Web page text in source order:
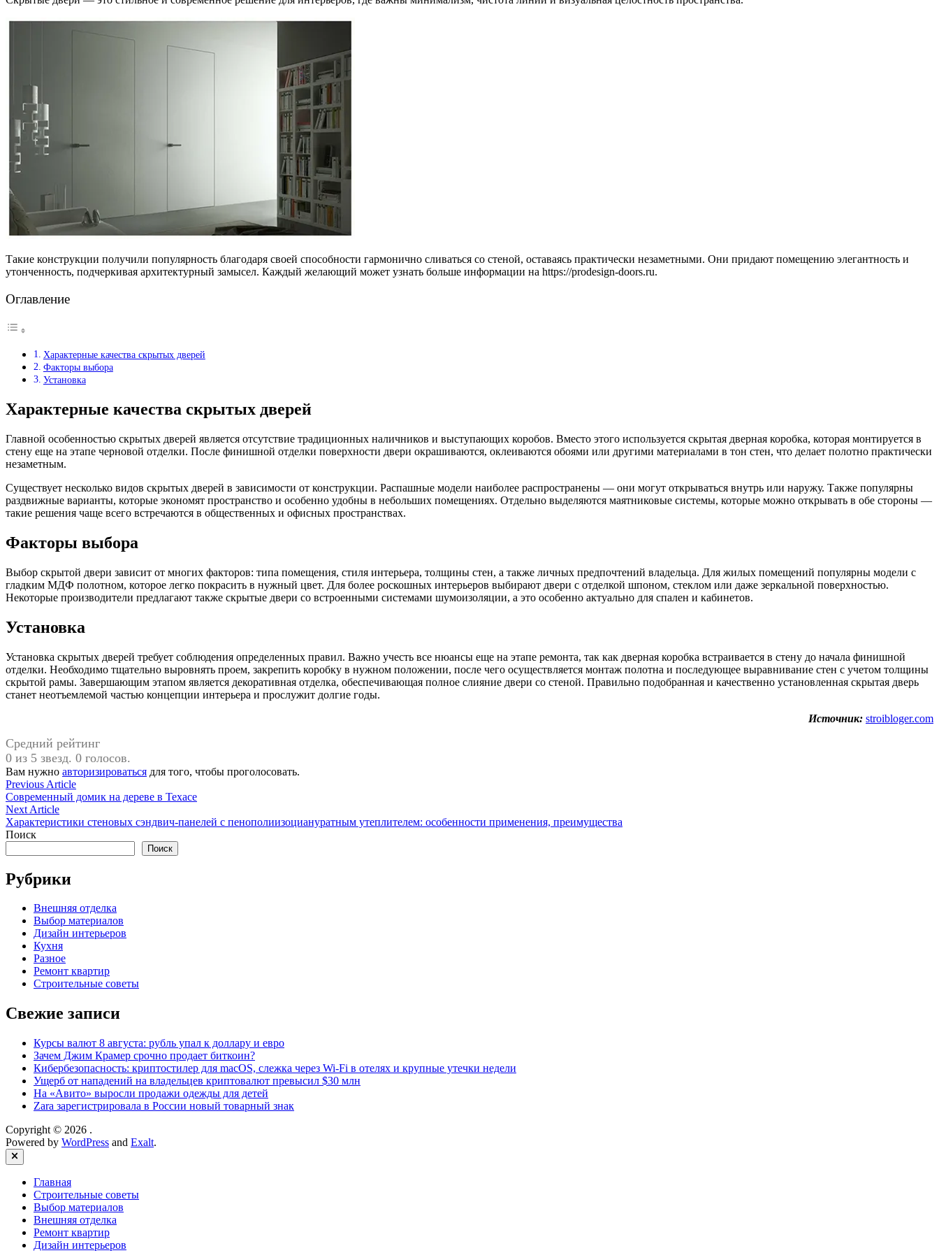
Такие конструкции получили популярность благодаря своей способности гармонично сливаться со стеной, оставаясь практически незаметными. Они придают помещению элегантность и
утонченность, подчеркивая архитектурный замысел. Каждый желающий может узнать больше информации на https://prodesign-doors.ru.
Оглавление
Характерные качества скрытых дверей
Факторы выбора
Установка
Характерные качества скрытых дверей
Главной особенностью скрытых дверей является отсутствие традиционных наличников и выступающих коробов. Вместо этого используется скрытая дверная коробка, которая монтируется в
стену еще на этапе черновой отделки. После финишной отделки поверхности двери окрашиваются, оклеиваются обоями или другими материалами в тон стен, что делает полотно практически
незаметным.
Существует несколько видов скрытых дверей в зависимости от конструкции. Распашные модели наиболее распространены — они могут открываться внутрь или наружу. Также популярны
раздвижные варианты, которые экономят пространство и особенно удобны в небольших помещениях. Отдельно выделяются маятниковые системы, которые можно открывать в обе стороны —
такие решения чаще всего встречаются в общественных и офисных пространствах.
Факторы выбора
Выбор скрытой двери зависит от многих факторов: типа помещения, стиля интерьера, толщины стен, а также личных предпочтений владельца. Для жилых помещений популярны модели с
гладким МДФ полотном, которое легко покрасить в нужный цвет. Для более роскошных интерьеров выбирают двери с отделкой шпоном, стеклом или даже зеркальной поверхностью.
Некоторые производители предлагают также скрытые двери со встроенными системами шумоизоляции, а это особенно актуально для спален и кабинетов.
Установка
Установка скрытых дверей требует соблюдения определенных правил. Важно учесть все нюансы еще на этапе ремонта, так как дверная коробка встраивается в стену до начала финишной
отделки. Необходимо тщательно выровнять проем, закрепить коробку в нужном положении, после чего осуществляется монтаж полотна и последующее выравнивание стен с учетом толщины
скрытой рамы. Завершающим этапом является декоративная отделка, обеспечивающая полное слияние двери со стеной. Правильно подобранная и качественно установленная скрытая дверь
станет неотъемлемой частью концепции интерьера и прослужит долгие годы.
Источник: stroibloger.com
Средний рейтинг
0 из 5 звезд. 0 голосов.
Вам нужно авторизироваться для того, чтобы проголосовать.
Навигация
по
записям
Previous ArticlePrevious
article:
Современный домик на дереве в Техасе
Next ArticleNext
article:
Характеристики стеновых сэндвич-панелей с пенополиизоциануратным утеплителем: особенности применения, преимущества
Поиск
Поиск
Рубрики
Внешняя отделка
Выбор материалов
Дизайн интерьеров
Кухня
Разное
Ремонт квартир
Строительные советы
Свежие записи
Курсы валют 8 августа: рубль упал к доллару и евро
Зачем Джим Крамер срочно продает биткоин?
Кибербезопасность: криптостилер для macOS, слежка через Wi-Fi в отелях и крупные утечки недели
Ущерб от нападений на владельцев криптовалют превысил $30 млн
На «Авито» выросли продажи одежды для детей
Zara зарегистрировала в России новый товарный знак
Copyright © 2026 .
Powered by WordPress and Exalt.
Close
Главная
Строительные советы
Выбор материалов
Внешняя отделка
Ремонт квартир
Дизайн интерьеров